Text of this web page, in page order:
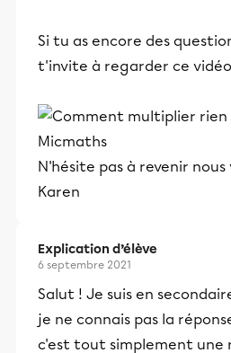
Si tu as encore des
t'invite à regarder ce
N'hésite pas à revenir nous
Karen
Explication d’élève
6 septembre 2021
Salut ! Je suis en
je ne connais pas la
c'est tout simplement une